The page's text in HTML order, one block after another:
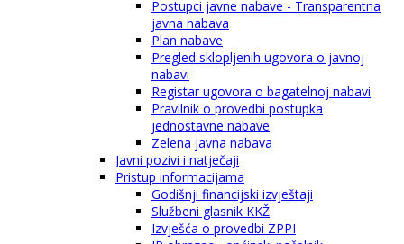
Postupci javne nabave - Transparentna
javna nabava
Plan nabave
Pregled sklopljenih ugovora o javnoj
nabavi
Registar ugovora o bagatelnoj nabavi
Pravilnik o provedbi postupka
jednostavne nabave
Zelena javna nabava
Javni pozivi i natječaji
Pristup informacijama
Godišnji financijski izvještaji
Službeni glasnik KKŽ
Izvješća o provedbi ZPPI